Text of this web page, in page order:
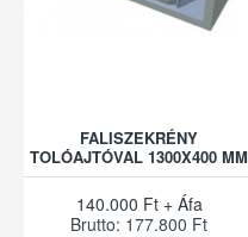
FALISZEKRÉNY
TOLÓAJTÓVAL 1300X400 MM
140.000 Ft + Áfa
Brutto: 177.800 Ft